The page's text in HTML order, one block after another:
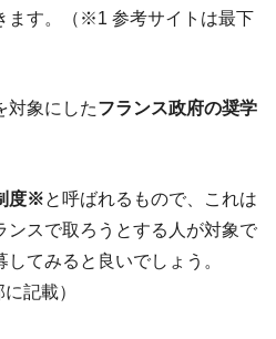
ます。（※1 参考サイトは最下
対象にしたフランス政府の奨学
度※と呼ばれるもので、これは
ンスで取ろうとする人が対象で
てみると良いでしょう。
記載）